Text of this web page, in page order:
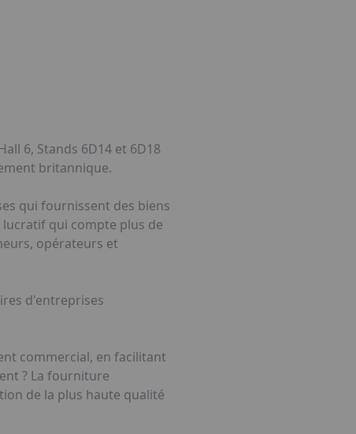
6, Stands 6D14 et 6D18
britannique.
qui fournissent des biens
lucratif qui compte plus de
opérateurs et
d'entreprises
commercial, en facilitant
? La fourniture
de la plus haute qualité